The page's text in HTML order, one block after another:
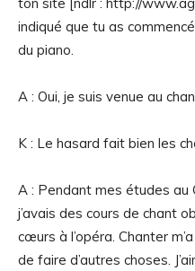
indiqué que tu as
du piano.
A : Oui, je suis venue au
K : Le hasard fait bien les
A : Pendant mes études au
j’avais des cours de chant
cœurs à l’opéra. Chanter
de faire d’autres choses.